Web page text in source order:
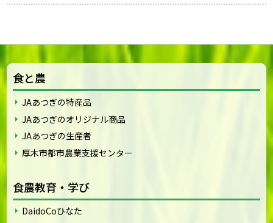
食と農
JAあつぎの特産品
JAあつぎのオリジナル商品
JAあつぎの生産者
厚木市都市農業支援センター
食農教育・学び
DaidoCoひなた